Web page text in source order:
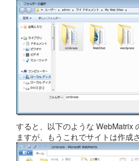
すると、以下のような WebMatrix
ますが、もうこれでサイトは作成